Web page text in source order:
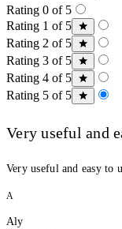
Rating 0 of 5
Rating 1 of 5
Rating 2 of 5
Rating 3 of 5
Rating 4 of 5
Rating 5 of 5
Very useful and
Very useful and easy to
A
Aly